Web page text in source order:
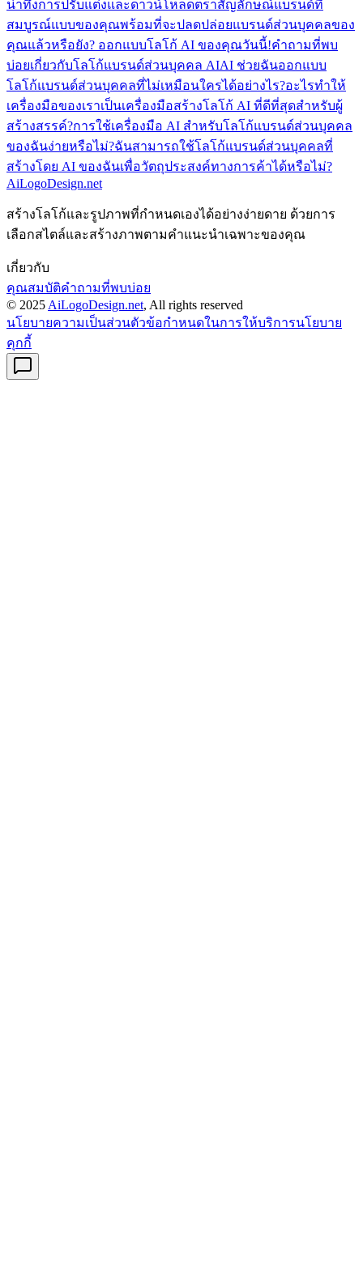
น่าทึ่งการปรับแต่งและดาวน์โหลดตราสัญลักษณ์แบรนด์ที่
สมบูรณ์แบบของคุณพร้อมที่จะปลดปล่อยแบรนด์ส่วนบุคคลของ
คุณแล้วหรือยัง? ออกแบบโลโก้ AI ของคุณวันนี้!คำถามที่พบ
บ่อยเกี่ยวกับโลโก้แบรนด์ส่วนบุคคล AIAI ช่วยฉันออกแบบ
โลโก้แบรนด์ส่วนบุคคลที่ไม่เหมือนใครได้อย่างไร?อะไรทำให้
เครื่องมือของเราเป็นเครื่องมือสร้างโลโก้ AI ที่ดีที่สุดสำหรับผู้
สร้างสรรค์?การใช้เครื่องมือ AI สำหรับโลโก้แบรนด์ส่วนบุคคล
ของฉันง่ายหรือไม่?ฉันสามารถใช้โลโก้แบรนด์ส่วนบุคคลที่
สร้างโดย AI ของฉันเพื่อวัตถุประสงค์ทางการค้าได้หรือไม่?
AiLogoDesign.net
สร้างโลโก้และรูปภาพที่กำหนดเองได้อย่างง่ายดาย ด้วยการ
เลือกสไตล์และสร้างภาพตามคำแนะนำเฉพาะของคุณ
เกี่ยวกับ
คุณสมบัติคำถามที่พบบ่อย
© 2025 AiLogoDesign.net, All rights reserved
นโยบายความเป็นส่วนตัวข้อกำหนดในการให้บริการนโยบาย
คุกกี้